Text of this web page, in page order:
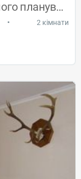
2-КОМ. Квартири поліпшеного планування
• 2 кімнати